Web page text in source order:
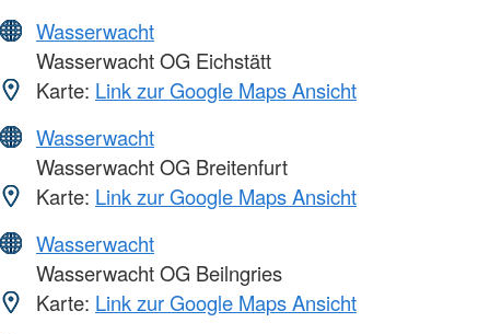
Wasserwacht
Wasserwacht OG Eichstätt
Karte: Link zur Google Maps Ansicht
Wasserwacht
Wasserwacht OG Breitenfurt
Karte: Link zur Google Maps Ansicht
Wasserwacht
Wasserwacht OG Beilngries
Karte: Link zur Google Maps Ansicht